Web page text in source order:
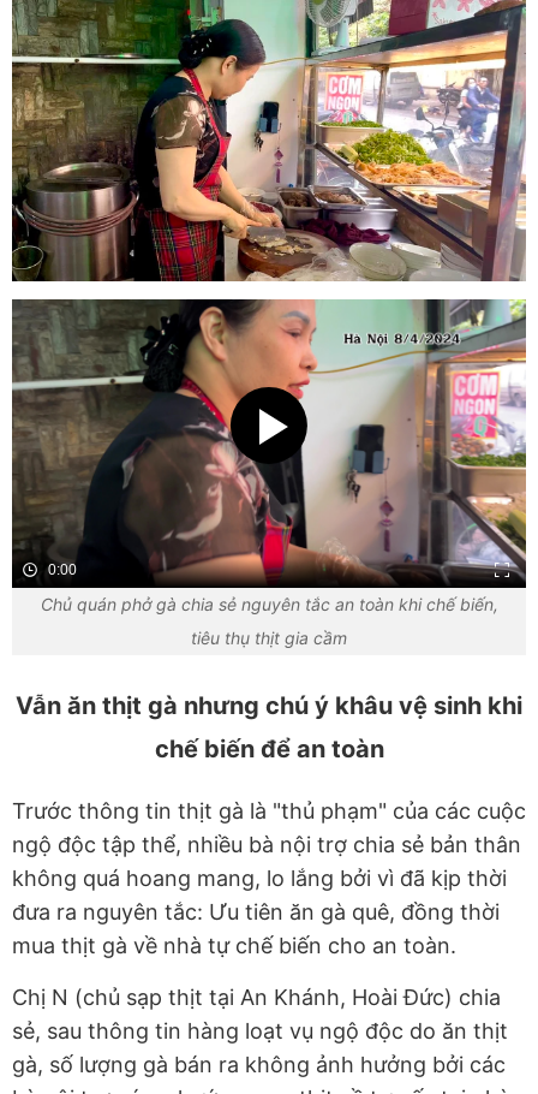
0:00
Chủ quán phở gà chia sẻ nguyên tắc an toàn khi chế biến,
tiêu thụ thịt gia cầm
Vẫn ăn thịt gà nhưng chú ý khâu vệ sinh khi
chế biến để an toàn
Trước thông tin thịt gà là "thủ phạm" của các cuộc
ngộ độc tập thể, nhiều bà nội trợ chia sẻ bản thân
không quá hoang mang, lo lắng bởi vì đã kịp thời
đưa ra nguyên tắc: Ưu tiên ăn gà quê, đồng thời
mua thịt gà về nhà tự chế biến cho an toàn.
Chị N (chủ sạp thịt tại An Khánh, Hoài Đức) chia
sẻ, sau thông tin hàng loạt vụ ngộ độc do ăn thịt
gà, số lượng gà bán ra không ảnh hưởng bởi các